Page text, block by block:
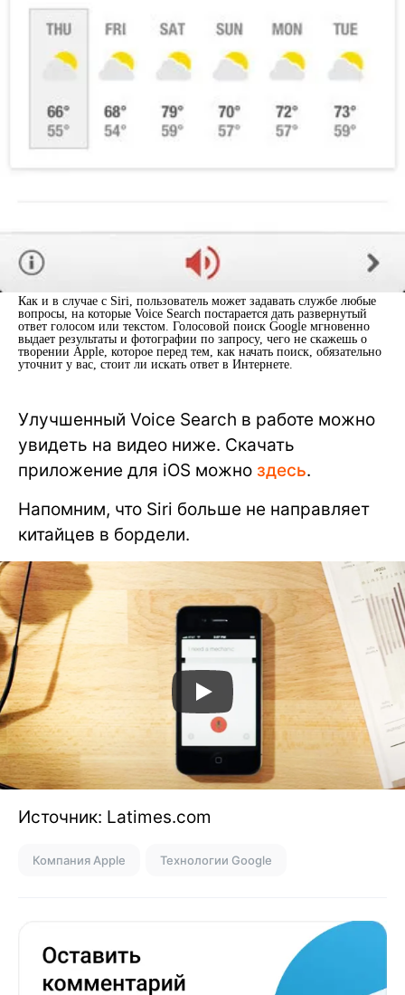
Как и в случае с Siri, пользователь может задавать службе любые
вопросы, на которые Voice Search постарается дать развернутый
ответ голосом или текстом. Голосовой поиск Google мгновенно
выдает результаты и фотографии по запросу, чего не скажешь о
творении Apple, которое перед тем, как начать поиск, обязательно
уточнит у вас, стоит ли искать ответ в Интернете.
Улучшенный Voice Search в работе можно
увидеть на видео ниже. Скачать
приложение для iOS можно здесь.
Напомним, что Siri больше не направляет
китайцев в бордели.
Источник: Latimes.com
Компания Apple Технологии Google